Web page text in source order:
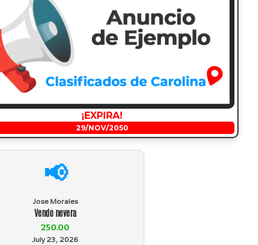
¡EXPIRA!
29/NOV/2050
📢
Jose Morales
Vendo nevera
250.00
July 23, 2026